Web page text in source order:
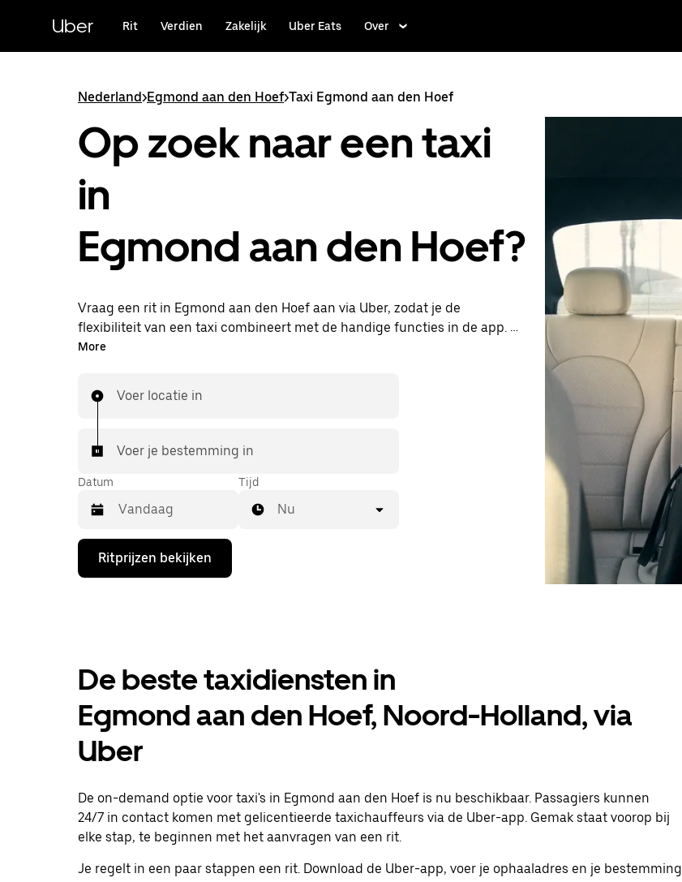
hoofdinhoudUber Rit Verdien Zakelijk Uber Eats Over
Nederland>Egmond aan den Hoef>Taxi Egmond aan den Hoef
Op zoek naar een taxi
in
Egmond aan den Hoef?
Vraag een rit in Egmond aan den Hoef aan via Uber, zodat je de
flexibiliteit van een taxi combineert met de handige functies in de app. Je
kunt on-demand een lastminute-rit aanvragen, 24/7 in de app of online.
handbereik.
More
Voer locatie in
Voer je bestemming in
Datum
Druk
de
openen
een
datum
te
selecteren.
Escape
om
de
agenda
sluiten.
Tijd
Nu
Ritprijzen bekijken
De beste taxidiensten in
Egmond aan den Hoef, Noord-Holland, via
Uber
De on-demand optie voor taxi's in Egmond aan den Hoef is nu beschikbaar. Passagiers kunnen
24/7 in contact komen met gelicentieerde taxichauffeurs via de Uber-app. Gemak staat voorop bij
elke stap, te beginnen met het aanvragen van een rit.
Je regelt in een paar stappen een rit. Download de Uber-app, voer je ophaaladres en je bestemming